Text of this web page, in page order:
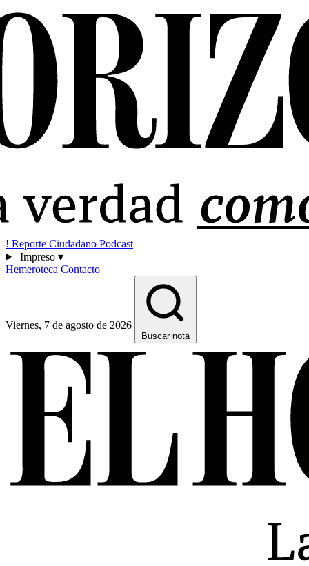
! Reporte Ciudadano Podcast
Impreso ▾
Hemeroteca Contacto
Viernes, 7 de agosto de 2026
Buscar nota